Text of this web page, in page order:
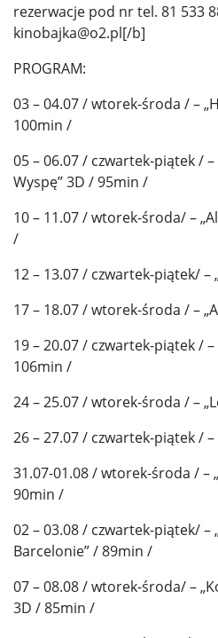
rezerwacje pod nr tel. 81 533
kinobajka@o2.pl[/b]
PROGRAM:
03 – 04.07 / wtorek-środa / –
100min /
05 – 06.07 / czwartek-piątek /
Wyspę” 3D / 95min /
10 – 11.07 / wtorek-środa/ –
/
12 – 13.07 / czwartek-piątek/ –
17 – 18.07 / wtorek-środa / –
19 – 20.07 / czwartek-piątek /
106min /
24 – 25.07 / wtorek-środa / –
26 – 27.07 / czwartek-piątek /
31.07-01.08 / wtorek-środa / –
90min /
02 – 03.08 / czwartek-piątek/ –
Barcelonie” / 89min /
07 – 08.08 / wtorek-środa/ –
3D / 85min /